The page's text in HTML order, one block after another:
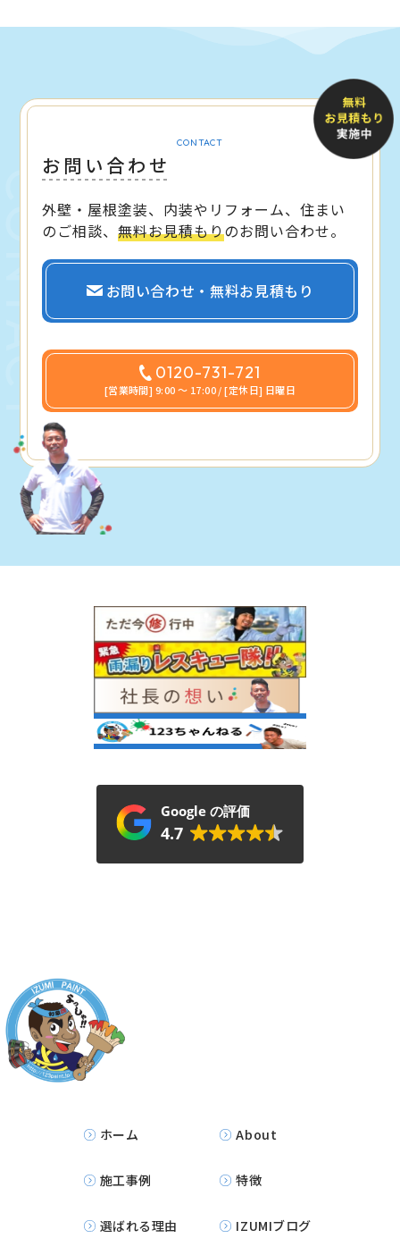
CONTACT
お問い合わせ
外壁・屋根塗装、内装やリフォーム、住まい
のご相談、無料お見積もりのお問い合わせ。
お問い合わせ・無料お見積もり
0120-731-721
[営業時間] 9:00 〜 17:00 / [定休日] 日曜日
Google の評価
4.7
ホーム About
施工事例 特徴
選ばれる理由 IZUMIブログ